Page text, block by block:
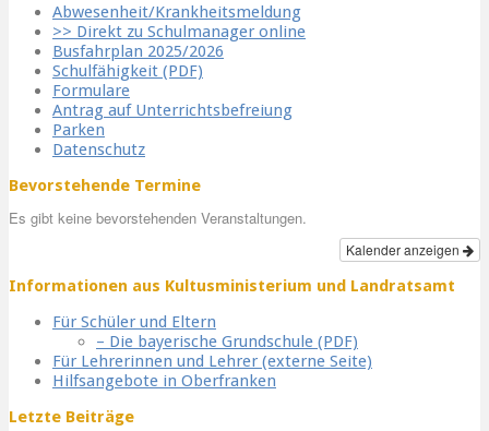
Abwesenheit/Krankheitsmeldung
>> Direkt zu Schulmanager online
Busfahrplan 2025/2026
Schulfähigkeit (PDF)
Formulare
Antrag auf Unterrichtsbefreiung
Parken
Datenschutz
Bevorstehende Termine
Es gibt keine bevorstehenden Veranstaltungen.
Kalender anzeigen
Informationen aus Kultusministerium und Landratsamt
Für Schüler und Eltern
– Die bayerische Grundschule (PDF)
Für Lehrerinnen und Lehrer (externe Seite)
Hilfsangebote in Oberfranken
Letzte Beiträge